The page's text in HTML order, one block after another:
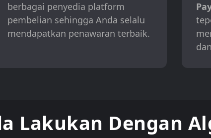
berbagai penyedia platform
pembelian sehingga Anda selalu
mendapatkan penawaran terbaik.
Lakukan Dengan